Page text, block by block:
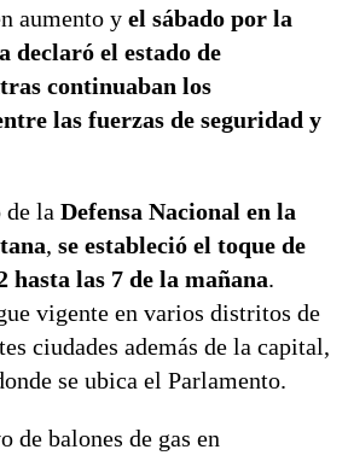
aumento y el sábado por la
declaró el estado de
continuaban los
las fuerzas de seguridad y
de la Defensa Nacional en la
, se estableció el toque de
hasta las 7 de la mañana.
vigente en varios distritos de
ciudades además de la capital,
se ubica el Parlamento.
de balones de gas en